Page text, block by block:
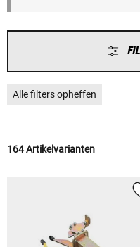
Alle filters opheffen
164 Artikelvarianten